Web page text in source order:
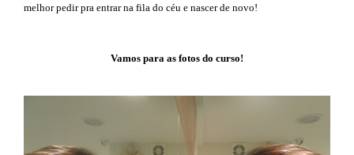
melhor pedir pra entrar na fila do céu e nascer de novo!
Vamos para as fotos do curso!